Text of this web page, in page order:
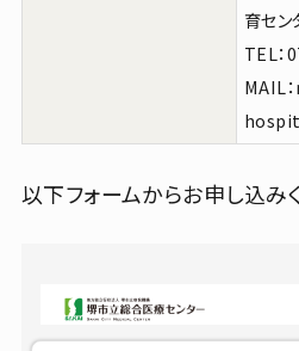
育セン
TEL：
MAIL
以下フォームからお申し込み